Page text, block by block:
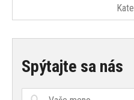
Spýtajte sa nás